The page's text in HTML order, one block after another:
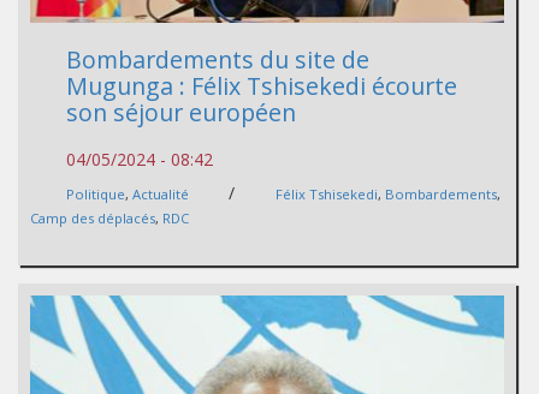
Bombardements du site de
Mugunga : Félix Tshisekedi écourte
son séjour européen
04/05/2024 - 08:42
Politique, Actualité / Félix Tshisekedi, Bombardements,
Camp des déplacés, RDC